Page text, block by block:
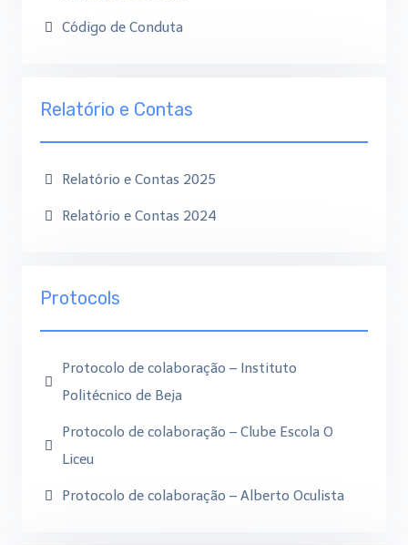
Código de Conduta
Relatório e Contas
Relatório e Contas 2025
Relatório e Contas 2024
Protocols
Protocolo de colaboração – Instituto
Politécnico de Beja
Protocolo de colaboração – Clube Escola O
Liceu
Protocolo de colaboração – Alberto Oculista